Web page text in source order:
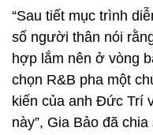
“Sau tiết mục trình
số người thân nói
hợp lắm nên ở vòng
chọn R&B pha một
kiến của anh Đức Trí
này”, Gia Bảo đã